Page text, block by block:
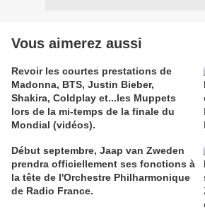
Vous aimerez aussi
Revoir les courtes prestations de
Madonna, BTS, Justin Bieber,
Shakira, Coldplay et...les Muppets
lors de la mi-temps de la finale du
Mondial (vidéos).
Début septembre, Jaap van Zweden
prendra officiellement ses fonctions à
la tête de l'Orchestre Philharmonique
de Radio France.